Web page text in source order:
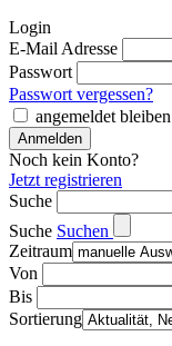
Login
E-Mail Adresse
Passwort
Passwort vergessen?
angemeldet bleiben
Noch kein Konto?
Jetzt registrieren
Suche
Suche Suchen
Zeitraum
Von
Bis
Sortierung